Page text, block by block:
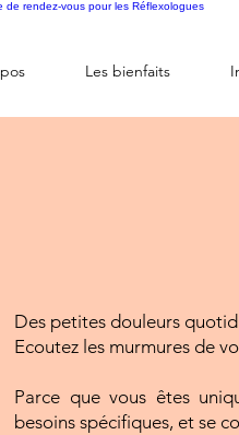
de rendez-vous pour les Réflexologues
Les bienfaits
Des petites douleurs
Ecoutez les murmures de
Parce que vous êtes
besoins spécifiques, et se